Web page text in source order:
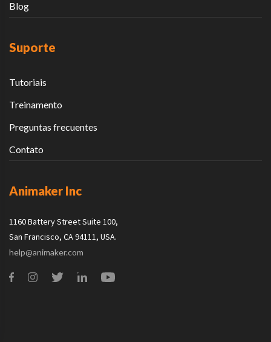
Blog
Suporte
Tutoriais
Treinamento
Preguntas frecuentes
Contato
Animaker Inc
1160 Battery Street Suite 100,
San Francisco, CA 94111, USA.
help@animaker.com